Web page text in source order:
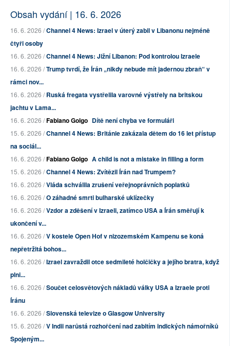
Obsah vydání | 16. 6. 2026
16. 6. 2026 /Channel 4 News: Izrael v úterý zabil v Libanonu nejméně
čtyři osoby
16. 6. 2026 /Channel 4 News: Jižní Libanon: Pod kontrolou Izraele
16. 6. 2026 /Trump tvrdí, že Írán „nikdy nebude mít jadernou zbraň“ v
rámci nov...
16. 6. 2026 /Ruská fregata vystřelila varovné výstřely na britskou
jachtu v Lama...
16. 6. 2026 /Fabiano Golgo Dítě není chyba ve formuláři
15. 6. 2026 /Channel 4 News: Británie zakázala dětem do 16 let přístup
na sociál...
16. 6. 2026 /Fabiano Golgo A child is not a mistake in filling a form
15. 6. 2026 /Channel 4 News: Zvítězil Írán nad Trumpem?
16. 6. 2026 /Vláda schválila zrušení veřejnoprávních poplatků
16. 6. 2026 /O záhadné smrti bulharské uklízečky
16. 6. 2026 /Vzdor a zděšení v Izraeli, zatímco USA a Írán směřují k
ukončení v...
16. 6. 2026 /V kostele Open Hof v nizozemském Kampenu se koná
nepřetržitá bohos...
16. 6. 2026 /Izrael zavraždil otce sedmileté holčičky a jejího bratra, když
plni...
16. 6. 2026 /Součet celosvětových nákladů války USA a Izraele proti
Íránu
16. 6. 2026 /Slovenská televize o Glasgow University
15. 6. 2026 /V Indii narůstá rozhořčení nad zabitím indických námořníků
Spojeným...